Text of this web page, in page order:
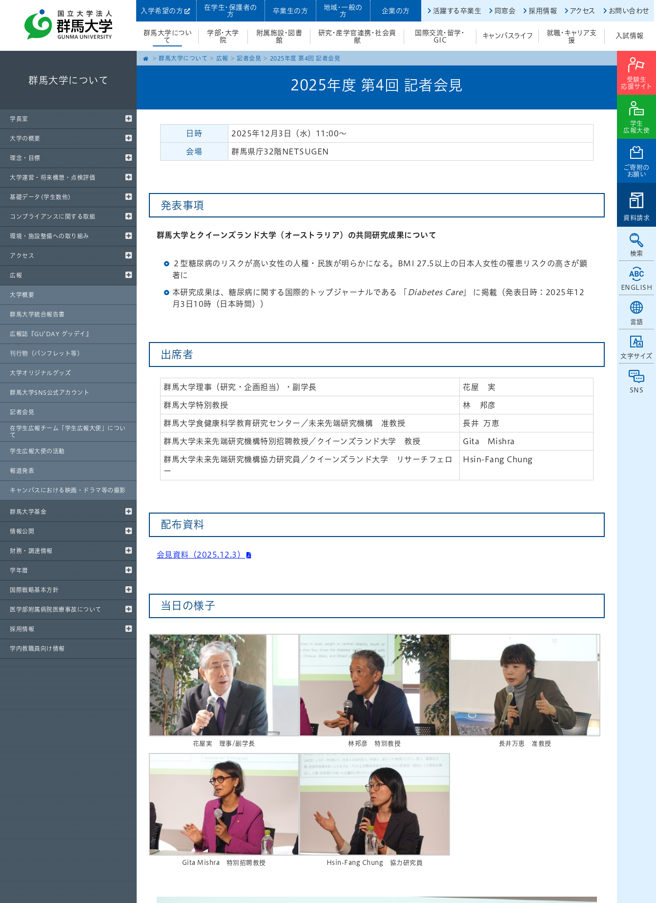
入学希望の方
在学生・保護者の
方
卒業生の方
地域・一般の
方
企業の方 活躍する卒業生 同窓会 採用情報 アクセス お問い合わせ
群馬大学につい
て
学部・大学
院
附属施設・図書
館
研究・産学官連携・社会貢
献
国際交流・留学・
GIC
キャンパスライフ
就職・キャリア支
援
入試情報
受験生
応援サイト
学生
広報大使
ご寄附の
お願い
資料請求
検索
ENGLISH
言語
文字サイズ
SNS
群馬大学について
学長室
大学の概要
理念・目標
大学運営・将来構想・点検評価
基礎データ(学生数他)
コンプライアンスに関する取組
環境・施設整備への取り組み
アクセス
広報
大学概要
群馬大学統合報告書
広報誌『GU’DAY グッデイ』
刊行物（パンフレット等）
大学オリジナルグッズ
群馬大学SNS公式アカウント
記者会見
在学生広報チーム「学生広報大使」につい
て
学生広報大使の活動
報道発表
キャンパスにおける映画・ドラマ等の撮影
群馬大学基金
情報公開
財務・調達情報
学年暦
国際戦略基本方針
医学部附属病院医療事故について
採用情報
学内教職員向け情報
群馬大学について 広報 記者会見 2025年度 第4回 記者会見
2025年度 第4回 記者会見
日時 2025年12月3日（水）11:00～
会場 群馬県庁32階NETSUGEN
発表事項
群馬大学とクイーンズランド大学（オーストラリア）の共同研究成果について
２型糖尿病のリスクが高い女性の人種・民族が明らかになる。BMI 27.5以上の日本人女性の罹患リスクの高さが顕
著に
本研究成果は、糖尿病に関する国際的トップジャーナルである 「 Diabetes Care」 に掲載（発表日時：2025年12
月3日10時（日本時間））
出席者
群馬大学理事（研究・企画担当）・副学長 花屋 実
群馬大学特別教授 林 邦彦
群馬大学食健康科学教育研究センター／未来先端研究機構 准教授 長井 万恵
群馬大学未来先端研究機構特別招聘教授／クイーンズランド大学 教授 Gita Mishra
群馬大学未来先端研究機構協力研究員／クイーンズランド大学 リサーチフェロ
ー
Hsin-Fang Chung
配布資料
会見資料（2025.12.3）
当日の様子
花屋実 理事/副学長 林邦彦 特別教授 長井万恵 准教授
Gita Mishra 特別招聘教授 Hsin-Fang Chung 協力研究員